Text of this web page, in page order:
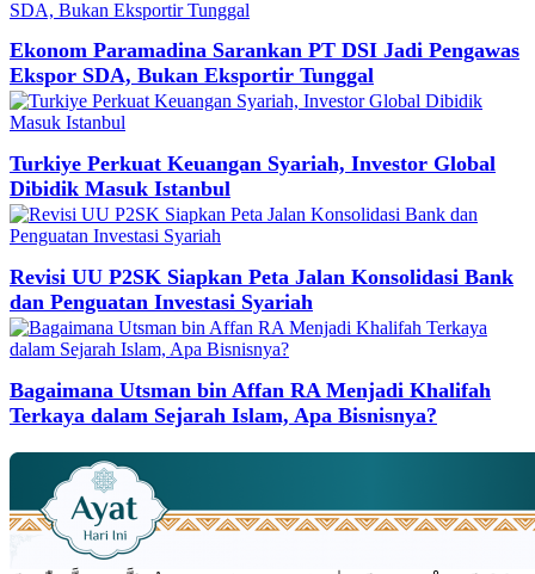
Ekonom Paramadina Sarankan PT DSI Jadi Pengawas
Ekspor SDA, Bukan Eksportir Tunggal
Turkiye Perkuat Keuangan Syariah, Investor Global
Dibidik Masuk Istanbul
Revisi UU P2SK Siapkan Peta Jalan Konsolidasi Bank
dan Penguatan Investasi Syariah
Bagaimana Utsman bin Affan RA Menjadi Khalifah
Terkaya dalam Sejarah Islam, Apa Bisnisnya?